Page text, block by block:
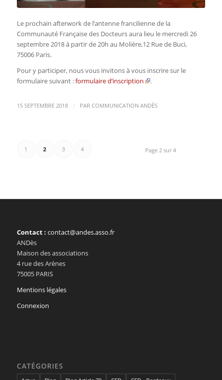
Le prochain afterwork de l’antenne francilienne de la
Communauté Française des Docteurs aura lieu le mercredi 26
septembre 2018 à partir de 20h au Molière,12 Rue de Buci,
75006 Paris.
Pour y participer, nous vous invitons à vous inscrire sur le
formulaire suivant :formulaire d’inscription .
15 SEPTEMBRE 2018 / PAR COMMUNICATION ANDÈS
Page 2 sur 4
1 2 3 4
Contact : contact@andes.asso.fr
ANDès
Maison des associations
4 rue des Arènes
75005 PARIS
Mentions légales
Connexion
CATÉGORIES